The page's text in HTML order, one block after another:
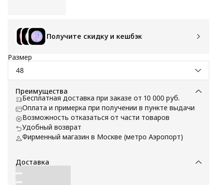
Получите скидку и кешбэк
Размер
48
Преимущества
Бесплатная доставка при заказе от 10 000 руб.
Оплата и примерка при получении в пункте выдачи
Возможность отказаться от части товаров
Удобный возврат
Фирменный магазин в Москве (метро Аэропорт)
Доставка